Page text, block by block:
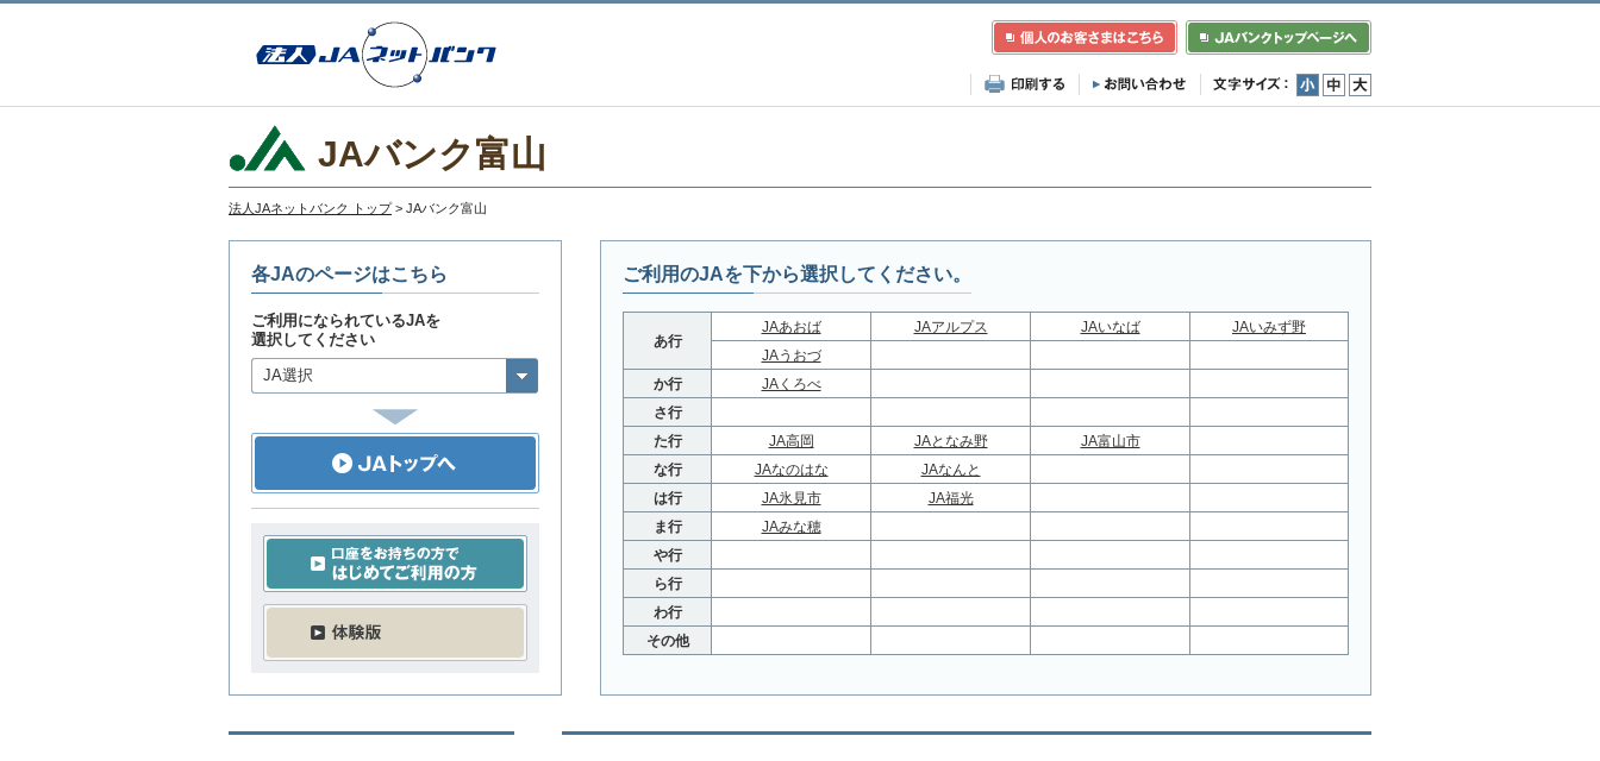
小 中 大
JAバンク富山
法人JAネットバンク トップ > JAバンク富山
各JAのページはこちら
ご利用になられているJAを
選択してください
JA選択
ご利用のJAを下から選択してください。
あ行
JAあおば JAアルプス JAいなば
JAいみず野
JAうおづ
か行
JAくろべ
さ行
た行
JA高岡 JAとなみ野
JA富山市
な行
JAなのはな
JAなんと
は行
JA氷見市
JA福光
ま行
JAみな穂
や行
ら行
わ行
その他